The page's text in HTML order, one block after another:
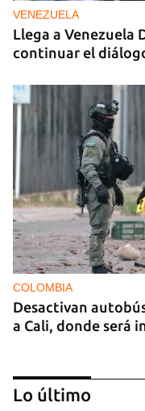
VENEZUELA
Llega a Venezuela
continuar el
COLOMBIA
Desactivan
a Cali, donde será
Lo último